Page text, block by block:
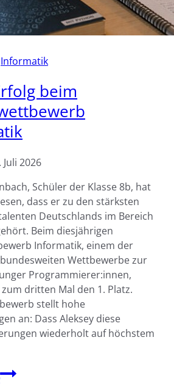
Informatik
beim
Juli 2026
Schüler der Klasse 8b, hat
dass er zu den stärksten
Deutschlands im Bereich
Beim diesjährigen
Informatik, einem der
Wettbewerbe zur
Programmierer:innen,
dritten Mal den 1. Platz.
stellt hohe
an: Dass Aleksey diese
wiederholt auf höchstem
Toller